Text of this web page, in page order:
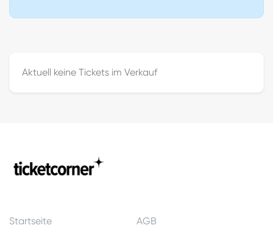
Aktuell keine Tickets im Verkauf
Startseite
AGB